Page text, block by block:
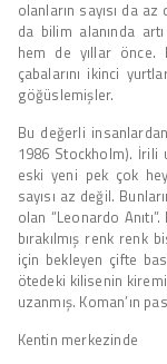
olanların sayısı da
da bilim alanında
hem de yıllar önce.
çabalarını ikinci
göğüslemişler.
Bu değerli
1986 Stockholm). İrili
eski yeni pek çok
sayısı az değil.
olan “Leonardo
bırakılmış renk renk
için bekleyen çifte
ötedeki kilisenin
uzanmış. Koman’ın
Kentin merkezinde